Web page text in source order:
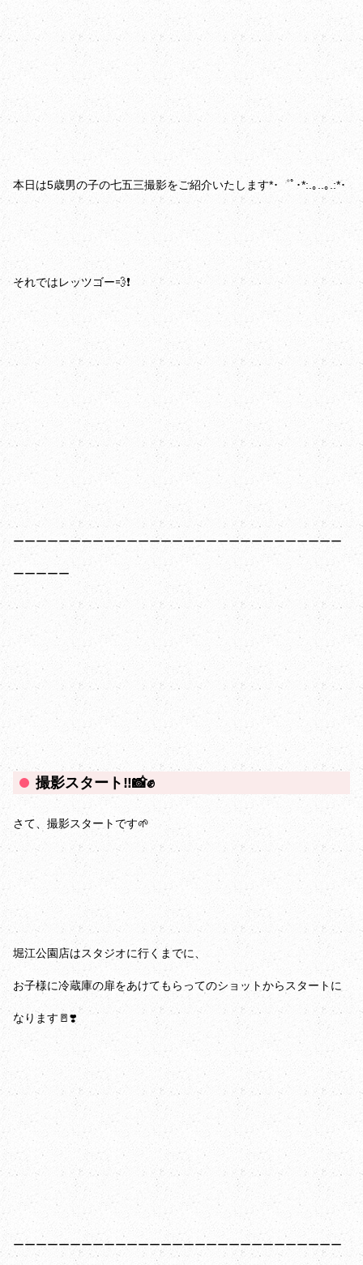
本日は5歳男の子の七五三撮影をご紹介いたします*･゜ﾟ･*:.｡..｡.:*･
それではレッツゴー💨❗️
ーーーーーーーーーーーーーーーーーーーーーーーーーーーーー
ーーーーー
撮影スタート‼️📸✊
さて、撮影スタートです🌱
堀江公園店はスタジオに行くまでに、
お子様に冷蔵庫の扉をあけてもらってのショットからスタートに
なります🚪❣️
ーーーーーーーーーーーーーーーーーーーーーーーーーーーーー